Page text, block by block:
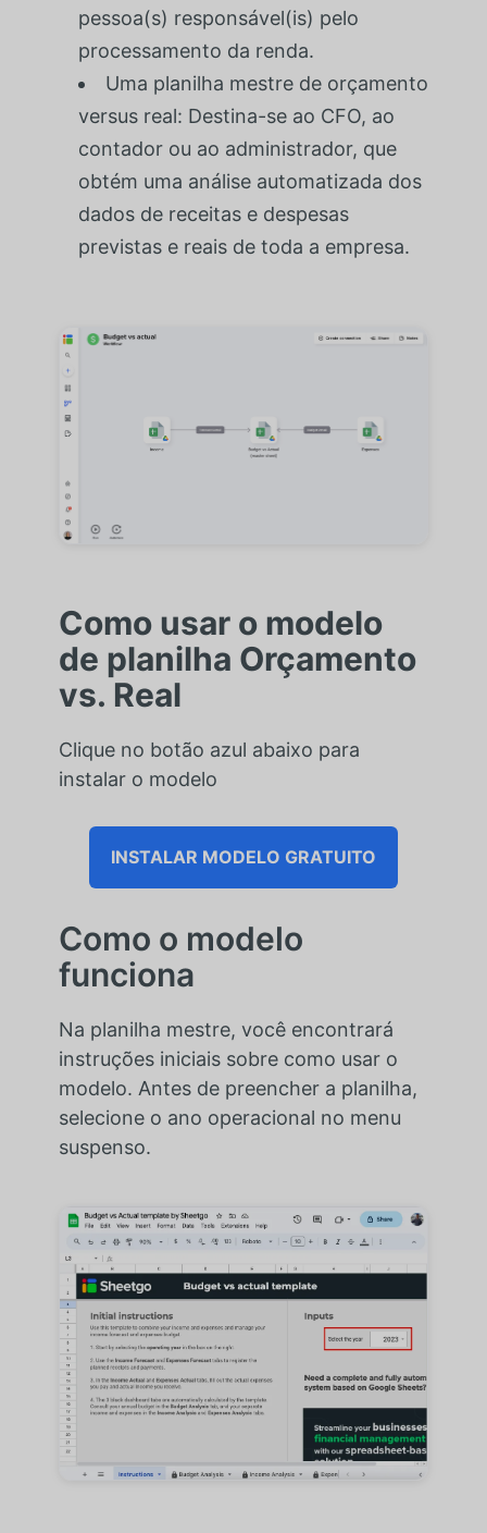
pessoa(s) responsável(is) pelo
processamento da renda.
Uma planilha mestre de orçamento
versus real: Destina-se ao CFO, ao
contador ou ao administrador, que
obtém uma análise automatizada dos
dados de receitas e despesas
previstas e reais de toda a empresa.
Como usar o modelo
de planilha Orçamento
vs. Real
Clique no botão azul abaixo para
instalar o modelo
INSTALAR MODELO GRATUITO
Como o modelo
funciona
Na planilha mestre, você encontrará
instruções iniciais sobre como usar o
modelo. Antes de preencher a planilha,
selecione o ano operacional no menu
suspenso.